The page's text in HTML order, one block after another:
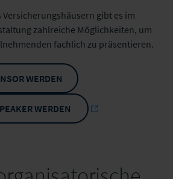
gibt es im
zahlreiche Möglichkeiten, um
fachlich zu präsentieren.
WERDEN
WERDEN